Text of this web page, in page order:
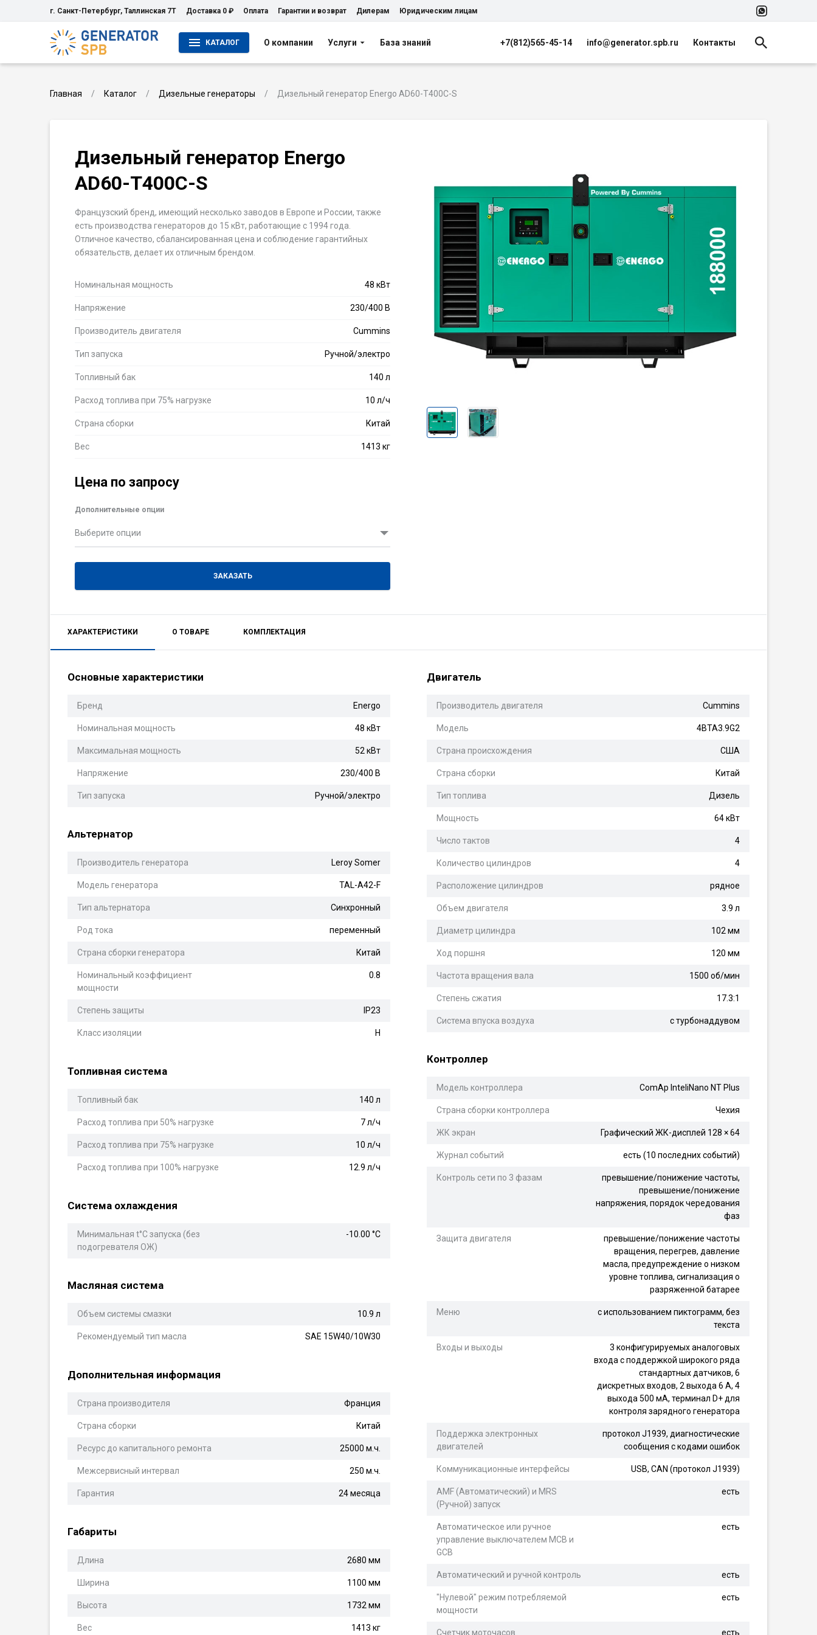
г. Санкт-Петербург, Таллинская 7Т Доставка 0 ₽ Оплата Гарантии и возврат Дилерам Юридическим лицам
КАТАЛОГ О компании Услуги База знаний +7(812)565-45-14 info@generator.spb.ru Контакты
Главная Каталог Дизельные генераторы Дизельный генератор Energo AD60-T400C-S
Дизельный генератор Energo
AD60-T400C-S
Французский бренд, имеющий несколько заводов в Европе и России, также
есть производства генераторов до 15 кВт, работающие с 1994 года.
Отличное качество, сбалансированная цена и соблюдение гарантийных
обязательств, делает их отличным брендом.
Номинальная мощность 48 кВт
Напряжение 230/400 В
Производитель двигателя Cummins
Тип запуска Ручной/электро
Топливный бак 140 л
Расход топлива при 75% нагрузке 10 л/ч
Страна сборки Китай
Вес 1413 кг
Цена по запросу
Дополнительные опции
Выберите опции
ЗАКАЗАТЬ
ХАРАКТЕРИСТИКИ О ТОВАРЕ КОМПЛЕКТАЦИЯ
Основные характеристики
Бренд Energo
Номинальная мощность 48 кВт
Максимальная мощность 52 кВт
Напряжение 230/400 В
Тип запуска Ручной/электро
Двигатель
Производитель двигателя Cummins
Модель 4BTA3.9G2
Страна происхождения США
Страна сборки Китай
Тип топлива Дизель
Мощность 64 кВт
Число тактов 4
Количество цилиндров 4
Расположение цилиндров рядное
Объем двигателя 3.9 л
Диаметр цилиндра 102 мм
Ход поршня 120 мм
Частота вращения вала 1500 об/мин
Степень сжатия 17.3:1
Система впуска воздуха с турбонаддувом
Альтернатор
Производитель генератора Leroy Somer
Модель генератора TAL-A42-F
Тип альтернатора Синхронный
Род тока переменный
Страна сборки генератора Китай
Номинальный коэффициент
мощности
0.8
Степень защиты IP23
Класс изоляции H
Контроллер
Модель контроллера ComAp InteliNano NT Plus
Страна сборки контроллера Чехия
ЖК экран Графический ЖК-дисплей 128 × 64
Журнал событий есть (10 последних событий)
Контроль сети по 3 фазам
превышение/понижение частоты,
превышение/понижение
напряжения, порядок чередования
фаз
Защита двигателя
превышение/понижение частоты
вращения, перегрев, давление
масла, предупреждение о низком
уровне топлива, сигнализация о
разряженной батарее
Меню
с использованием пиктограмм, без
текста
Входы и выходы
3 конфигурируемых аналоговых
входа с поддержкой широкого ряда
стандартных датчиков, 6
дискретных входов, 2 выхода 6 А, 4
выхода 500 мА, терминал D+ для
контроля зарядного генератора
Поддержка электронных
двигателей
протокол J1939, диагностические
сообщения с кодами ошибок
Коммуникационные интерфейсы USB, CAN (протокол J1939)
AMF (Автоматический) и MRS
(Ручной) запуск
есть
Автоматическое или ручное
управление выключателем MCB и
GCB
есть
Автоматический и ручной контроль есть
"Нулевой" режим потребляемой
мощности
есть
Счетчик моточасов есть
Топливная система
Топливный бак 140 л
Расход топлива при 50% нагрузке 7 л/ч
Расход топлива при 75% нагрузке 10 л/ч
Расход топлива при 100% нагрузке 12.9 л/ч
Система охлаждения
Минимальная t°С запуска (без
подогревателя ОЖ)
-10.00 °С
Масляная система
Объем системы смазки 10.9 л
Рекомендуемый тип масла SAE 15W40/10W30
Дополнительная информация
Страна производителя Франция
Страна сборки Китай
Ресурс до капитального ремонта 25000 м.ч.
Межсервисный интервал 250 м.ч.
Гарантия 24 месяца
Габариты
Длина 2680 мм
Ширина 1100 мм
Высота 1732 мм
Вес 1413 кг